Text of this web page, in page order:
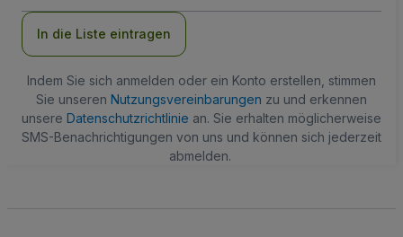
In die Liste eintragen
Indem Sie sich anmelden oder ein Konto erstellen, stimmen
Sie unseren Nutzungsvereinbarungen zu und erkennen
unsere Datenschutzrichtlinie an. Sie erhalten möglicherweise
SMS-Benachrichtigungen von uns und können sich jederzeit
abmelden.